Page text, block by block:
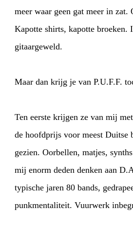
HOME
meer waar geen gat meer in zat.
Kapotte shirts, kapotte broeken.
gitaargeweld.
Ten eerste krijgen ze van mij
de hoofdprijs voor meest Duitse
gezien. Oorbellen, matjes,
mij enorm deden denken aan
typische jaren 80 bands,
punkmentaliteit. Vuurwerk